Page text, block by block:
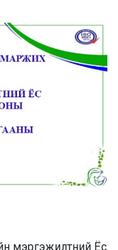
мэргэжилтний Ёс